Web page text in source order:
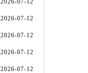
2026-07-12
2026-07-12
2026-07-12
2026-07-12
2026-07-12